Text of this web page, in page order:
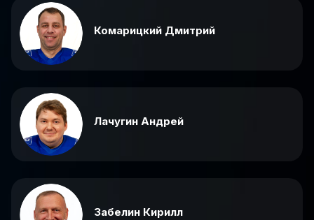
Комарицкий Дмитрий
Лачугин Андрей
Забелин Кирилл